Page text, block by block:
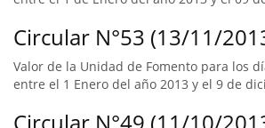
Circular N°53 (13/11/
Valor de la Unidad de Fomento para los
entre el 1 Enero del año 2013 y el 9 de